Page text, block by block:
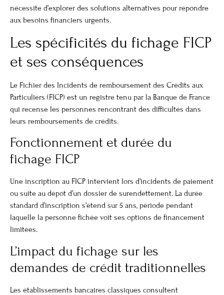
nécessite d’explorer des solutions alternatives pour répondre
aux besoins financiers urgents.
Les spécificités du fichage FICP
et ses conséquences
Le Fichier des Incidents de remboursement des Crédits aux
Particuliers (FICP) est un registre tenu par la Banque de France
qui recense les personnes rencontrant des difficultés dans
leurs remboursements de crédits.
Fonctionnement et durée du
fichage FICP
Une inscription au FICP intervient lors d’incidents de paiement
ou suite au dépôt d’un dossier de surendettement. La durée
standard d’inscription s’étend sur 5 ans, période pendant
laquelle la personne fichée voit ses options de financement
limitées.
L’impact du fichage sur les
demandes de crédit traditionnelles
Les établissements bancaires classiques consultent